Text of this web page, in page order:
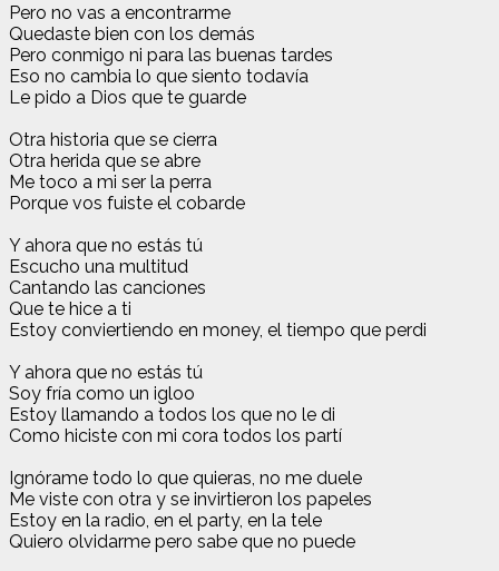
Pero no vas a encontrarme
Quedaste bien con los demás
Pero conmigo ni para las buenas tardes
Eso no cambia lo que siento todavía
Le pido a Dios que te guarde
Otra historia que se cierra
Otra herida que se abre
Me toco a mi ser la perra
Porque vos fuiste el cobarde
Y ahora que no estás tú
Escucho una multitud
Cantando las canciones
Que te hice a ti
Estoy conviertiendo en money, el tiempo que perdi
Y ahora que no estás tú
Soy fría como un igloo
Estoy llamando a todos los que no le di
Como hiciste con mi cora todos los partí
Ignórame todo lo que quieras, no me duele
Me viste con otra y se invirtieron los papeles
Estoy en la radio, en el party, en la tele
Quiero olvidarme pero sabe que no puede